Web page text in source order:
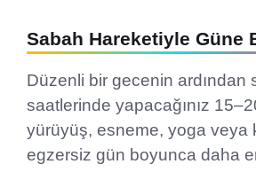
Sabah Hareketiyle Güne
Düzenli bir gecenin ardından
saatlerinde yapacağınız
yürüyüş, esneme, yoga veya
egzersiz gün boyunca daha